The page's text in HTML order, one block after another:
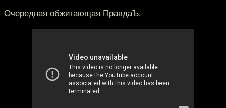
Очередная обжигающая ПравдаЪ.